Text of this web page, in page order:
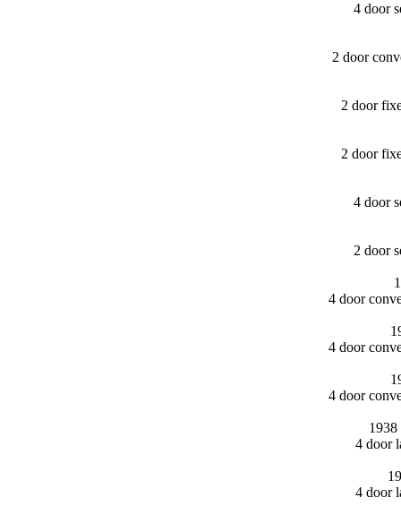
4 door
2 door
2 door
2 door
4 door
2 door
4 door
4 door
4 door
1938
4 door
4 door